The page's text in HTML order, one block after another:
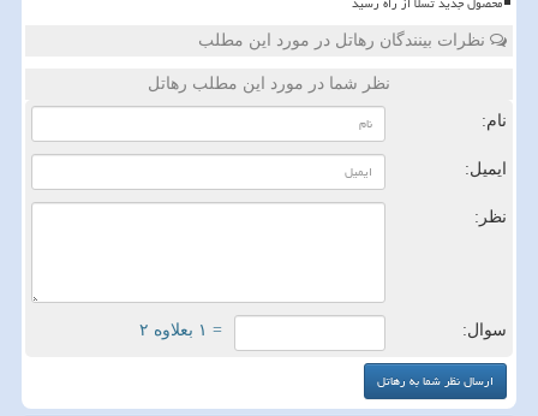
نظرات بینندگان رهاتل در مورد این مطلب
نظر شما در مورد این مطلب رهاتل
نام:
ایمیل:
نظر:
سوال: = ۱ بعلاوه ۲